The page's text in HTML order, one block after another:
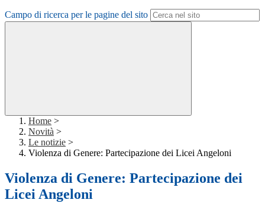
Campo di ricerca per le pagine del sito
Home >
Novità >
Le notizie >
Violenza di Genere: Partecipazione dei Licei Angeloni
Violenza di Genere: Partecipazione dei
Licei Angeloni